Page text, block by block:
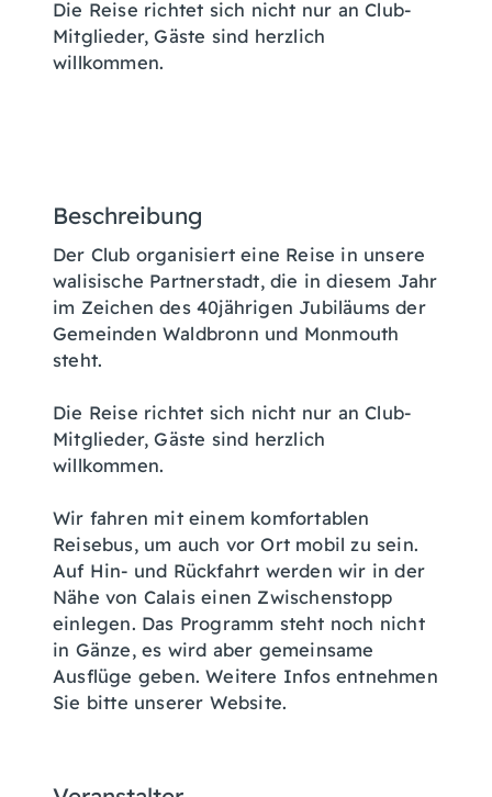
Die Reise richtet sich nicht nur an Club-
Mitglieder, Gäste sind herzlich
willkommen.
Beschreibung
Der Club organisiert eine Reise in unsere
walisische Partnerstadt, die in diesem Jahr
im Zeichen des 40jährigen Jubiläums der
Gemeinden Waldbronn und Monmouth
steht.
Die Reise richtet sich nicht nur an Club-
Mitglieder, Gäste sind herzlich
willkommen.
Wir fahren mit einem komfortablen
Reisebus, um auch vor Ort mobil zu sein.
Auf Hin- und Rückfahrt werden wir in der
Nähe von Calais einen Zwischenstopp
einlegen. Das Programm steht noch nicht
in Gänze, es wird aber gemeinsame
Ausflüge geben. Weitere Infos entnehmen
Sie bitte unserer Website.